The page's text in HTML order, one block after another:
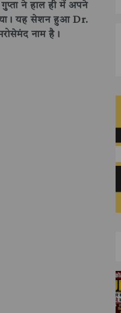
ने हाल ही में अपने
यह सेशन हुआ Dr.
नाम है।